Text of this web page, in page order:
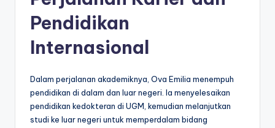
Pendidikan
Internasional
Dalam perjalanan akademiknya, Ova Emilia menempuh
pendidikan di dalam dan luar negeri. Ia menyelesaikan
pendidikan kedokteran di UGM, kemudian melanjutkan
studi ke luar negeri untuk memperdalam bidang